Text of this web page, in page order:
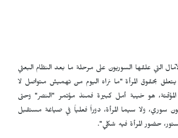
التي علقها السوريون على مرحلة ما بعد النظام البعثي
بحقوق المرأة "ما نراه اليوم من تهميش متواصل لا
هو خيبة أمل كبيرة فمنذ مؤتمر "النصر" وحتى
سوري، ولا سيما المرأة، دوراً فعلياً في صياغة مستقبل
حضور المرأة فيه شكلي".